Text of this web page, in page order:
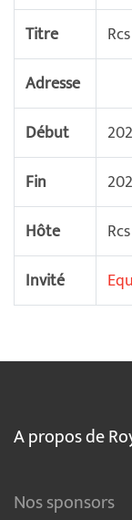
Titre
Adresse
Début
Fin
Hôte
Invité
A propos de
Nos sponsors